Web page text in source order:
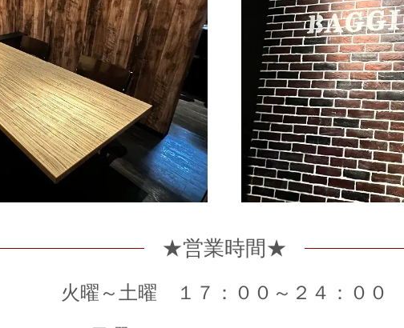
★営業時間★
火曜～土曜 １７：００～２４：００